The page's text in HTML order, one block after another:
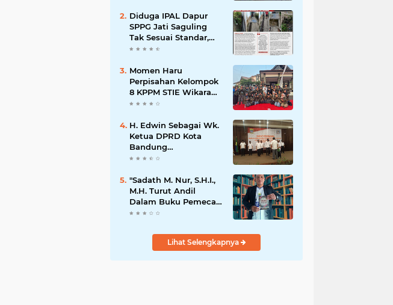
Diduga IPAL Dapur
SPPG Jati Saguling
Tak Sesuai Standar,
Warga Keluhkan
Mengalir ke Sungai
Momen Haru
Perpisahan Kelompok
8 KPPM STIE Wikara
Bersama Kepala Desa
Kecamatan Bojong
H. Edwin Sebagai Wk.
Ketua DPRD Kota
Bandung
Mengapresiasi Dan
Kepada
Kepemimpinan Merdi
Hajiji Sebagai ketua
DPD Lpm Kota
2021-2026
"Sadath M. Nur, S.H.I.,
M.H. Turut Andil
Dalam Buku Pemecah
Rekor MURI Puisi
Lihat Selengkapnya